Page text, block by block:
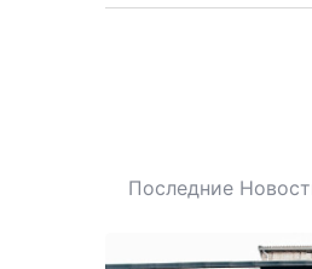
Последние